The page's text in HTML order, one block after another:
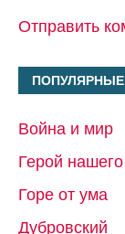
Отправить
Война и мир
Герой
Горе от ума
Дубровский